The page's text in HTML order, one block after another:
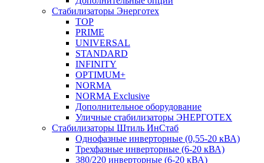
Стабилизаторы Энерготех
TOP
PRIME
UNIVERSAL
STANDARD
INFINITY
OPTIMUM+
NORMA
NORMA Exclusive
Дополнительное оборудование
Уличные стабилизаторы ЭНЕРГОТЕХ
Стабилизаторы Штиль ИнСтаб
Однофазные инверторные (0,55-20 кВА)
Трехфазные инверторные (6-20 кВА)
380/220 инверторные (6-20 кВА)